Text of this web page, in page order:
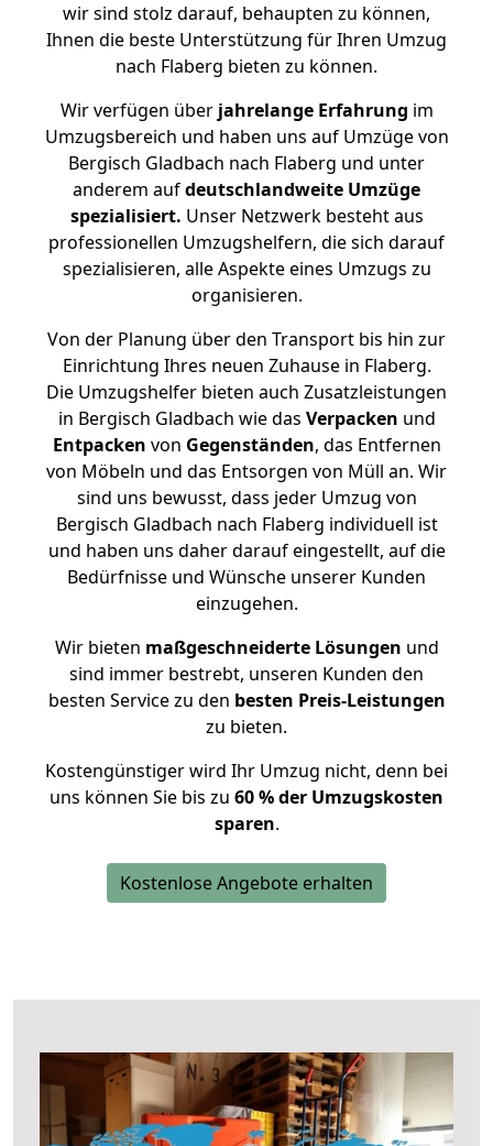
wir sind stolz darauf, behaupten zu können,
Ihnen die beste Unterstützung für Ihren Umzug
nach Flaberg bieten zu können.
Wir verfügen überjahrelange Erfahrung im
Umzugsbereich und haben uns auf Umzüge von
Bergisch Gladbach nach Flaberg und unter
anderem aufdeutschlandweite Umzüge
spezialisiert. Unser Netzwerk besteht aus
professionellen Umzugshelfern, die sich darauf
spezialisieren, alle Aspekte eines Umzugs zu
organisieren.
Von der Planung über den Transport bis hin zur
Einrichtung Ihres neuen Zuhause in Flaberg.
Die Umzugshelfer bieten auch Zusatzleistungen
in Bergisch Gladbach wie das Verpacken und
Entpacken von Gegenständen, das Entfernen
von Möbeln und das Entsorgen von Müll an. Wir
sind uns bewusst, dass jeder Umzug von
Bergisch Gladbach nach Flaberg individuell ist
und haben uns daher darauf eingestellt, auf die
Bedürfnisse und Wünsche unserer Kunden
einzugehen.
Wir bieten maßgeschneiderte Lösungen und
sind immer bestrebt, unseren Kunden den
besten Service zu den besten Preis-Leistungen
zu bieten.
Kostengünstiger wird Ihr Umzug nicht, denn bei
uns können Sie bis zu 60 % der Umzugskosten
sparen.
Kostenlose Angebote erhalten